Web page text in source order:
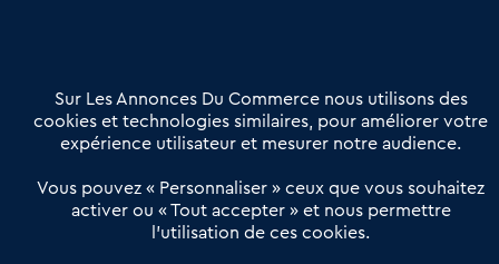
Offres Pro
Actualités
Qui sommes nous ?
Derniers articles
Réseau 3C : un partenaire national dédié aux transactions
Sur Les Annonces Du Commerce nous utilisons des
cookies et technologies similaires, pour améliorer votre
expérience utilisateur et mesurer notre audience.
Vous pouvez « Personnaliser » ceux que vous souhaitez
activer ou « Tout accepter » et nous permettre
l’utilisation de ces cookies.